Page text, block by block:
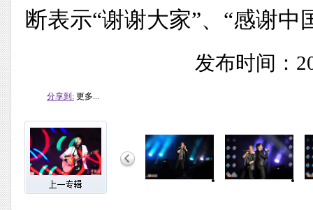
断表示“谢谢大家”、“感谢
发布时间：
分享到: 更多...